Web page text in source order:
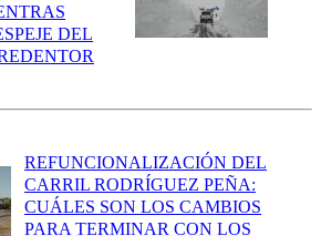
DEL
REFUNCIONALIZACIÓN DEL
CARRIL RODRÍGUEZ PEÑA:
CUÁLES SON LOS CAMBIOS
PARA TERMINAR CON LOS